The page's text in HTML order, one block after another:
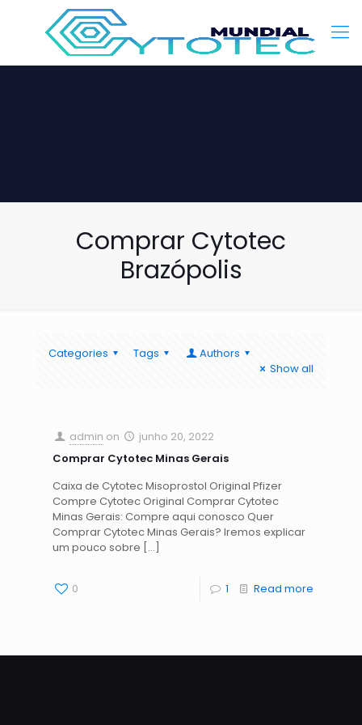
Comprar Cytotec
Brazópolis
Categories Tags
Authors
Show all
admin on
junho 20, 2022
Comprar Cytotec Minas Gerais
Caixa de Cytotec Misoprostol Original Pfizer
Compre Cytotec Original Comprar Cytotec
Minas Gerais: Compre aqui conosco Quer
Comprar Cytotec Minas Gerais? Iremos explicar
um pouco sobre […]
0 1 Read more